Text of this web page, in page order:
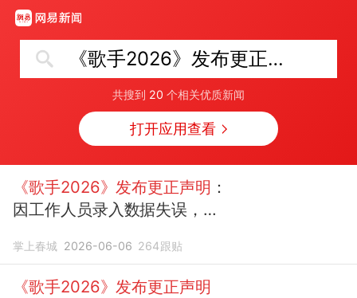
《歌手2026》发布更正声明
共搜到 20 个相关优质新闻
打开应用查看
《歌手2026》发布更正声明 ：
因工作人员录入数据失误，胡
37.17%，实为31.17%，感谢大
家监督
掌上春城 2026-06-06 264跟贴
《歌手2026》发布更正声明